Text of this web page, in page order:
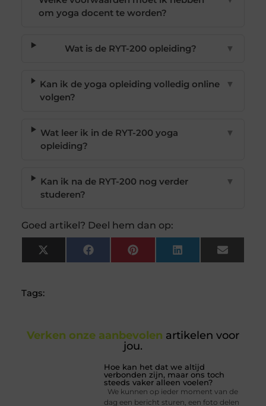
om yoga docent te worden?
Wat is de RYT-200 opleiding? ▼
Kan ik de yoga opleiding volledig online
volgen?
▼
Wat leer ik in de RYT-200 yoga
opleiding?
▼
Kan ik na de RYT-200 nog verder
studeren?
▼
Goed artikel? Deel hem dan op:
X
(Twitter)
FacebookPinterest LinkedIn Email
Tags:
Verken onze aanbevolen artikelen voor
jou.
Hoe kan het dat we altijd
verbonden zijn, maar ons toch
steeds vaker alleen voelen?
We kunnen op ieder moment van de
dag een bericht sturen, een foto delen